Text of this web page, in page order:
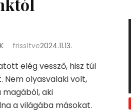
frissítve2024.11.13.
elég vessző, hisz túl
olyasvalaki volt,
aki
a világába másokat.